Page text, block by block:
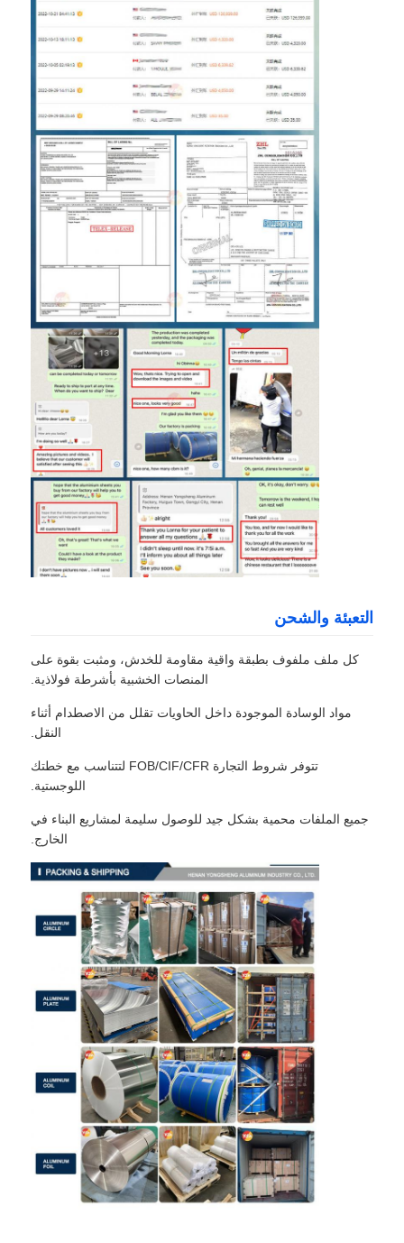
التعبئة والشحن
كل ملف ملفوف بطبقة واقية مقاومة للخدش، ومثبت بقوة على
المنصات الخشبية بأشرطة فولاذية.
مواد الوسادة الموجودة داخل الحاويات تقلل من الاصطدام أثناء
النقل.
تتوفر شروط التجارة FOB/CIF/CFR لتتناسب مع خطتك
اللوجستية.
جميع الملفات محمية بشكل جيد للوصول سليمة لمشاريع البناء في
الخارج.